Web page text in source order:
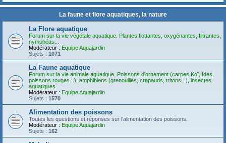
La faune et flore aquatiques, la nature
La Flore aquatique
Forum sur la vie végétale aquatique. Plantes flottantes, oxygénantes, filtrantes,
nymphéas...
Modérateur : Equipe Aquajardin
Sujets : 1071
La Faune aquatique
Forum sur la vie animale aquatique. Poissons d'ornement (carpes Koï, Ides,
poissons rouges...), amphibiens (grenouilles, crapauds, tritons...), insectes
aquatiques
Modérateur : Equipe Aquajardin
Sujets : 1570
Alimentation des poissons
Toutes les questions et réponses sur l'alimentation des poissons.
Modérateur : Equipe Aquajardin
Sujets : 162